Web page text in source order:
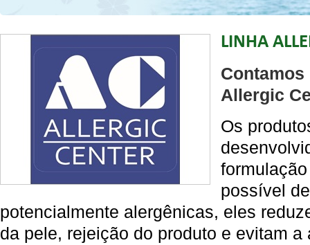
LINHA
Allergic
Os
possível
potencialmente alergênicas, eles
da pele, rejeição do produto e evitam a